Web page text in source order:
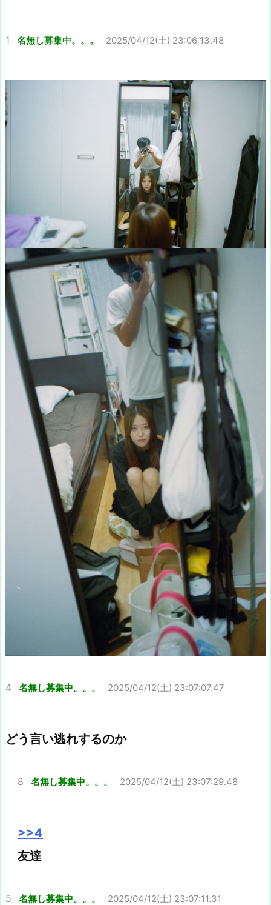
1 名無し募集中。。。 2025/04/12(土) 23:06:13.48
4 名無し募集中。。。 2025/04/12(土) 23:07:07.47
どう言い逃れするのか
8 名無し募集中。。。 2025/04/12(土) 23:07:29.48
>>4
友達
5 名無し募集中。。。 2025/04/12(土) 23:07:11.31